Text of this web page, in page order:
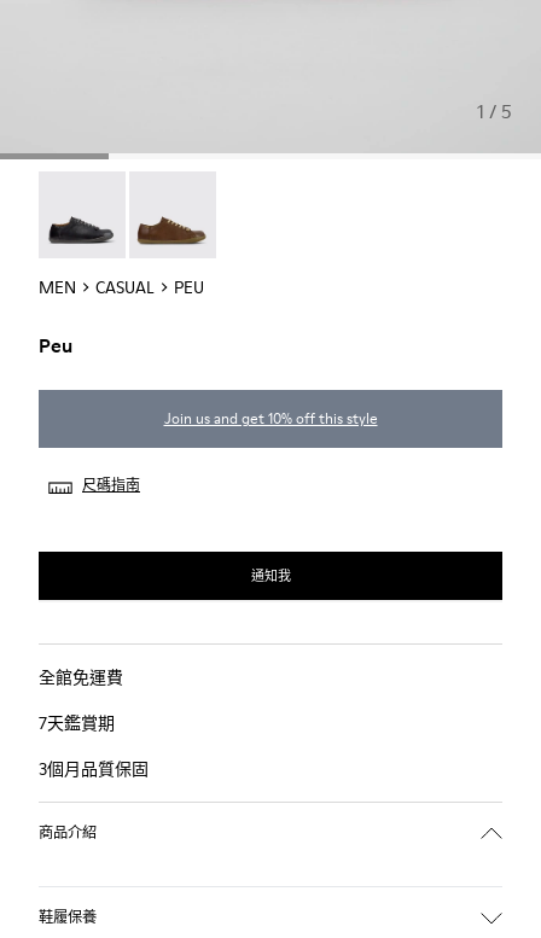
1 / 5
MEN CASUAL PEU
Peu
Join us and get 10% off this style
尺碼指南
通知我
全館免運費
7天鑑賞期
3個月品質保固
商品介紹
鞋履保養